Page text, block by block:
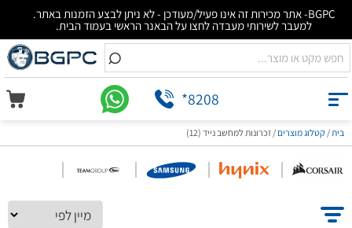
BGPC- אתר מכירות זה אינו פעיל/מעודכן - לא ניתן לבצע הזמנות באתר.
למעבר לשירותי מעבדה לחצו על הבאנר הראשי בעמוד הבית.
*8208
בית/ קטלוג מוצרים/ זכרונות למחשב נייד (12)